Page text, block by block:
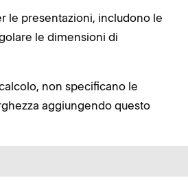
le presentazioni, includono le
le dimensioni di
non specificano le
aggiungendo questo